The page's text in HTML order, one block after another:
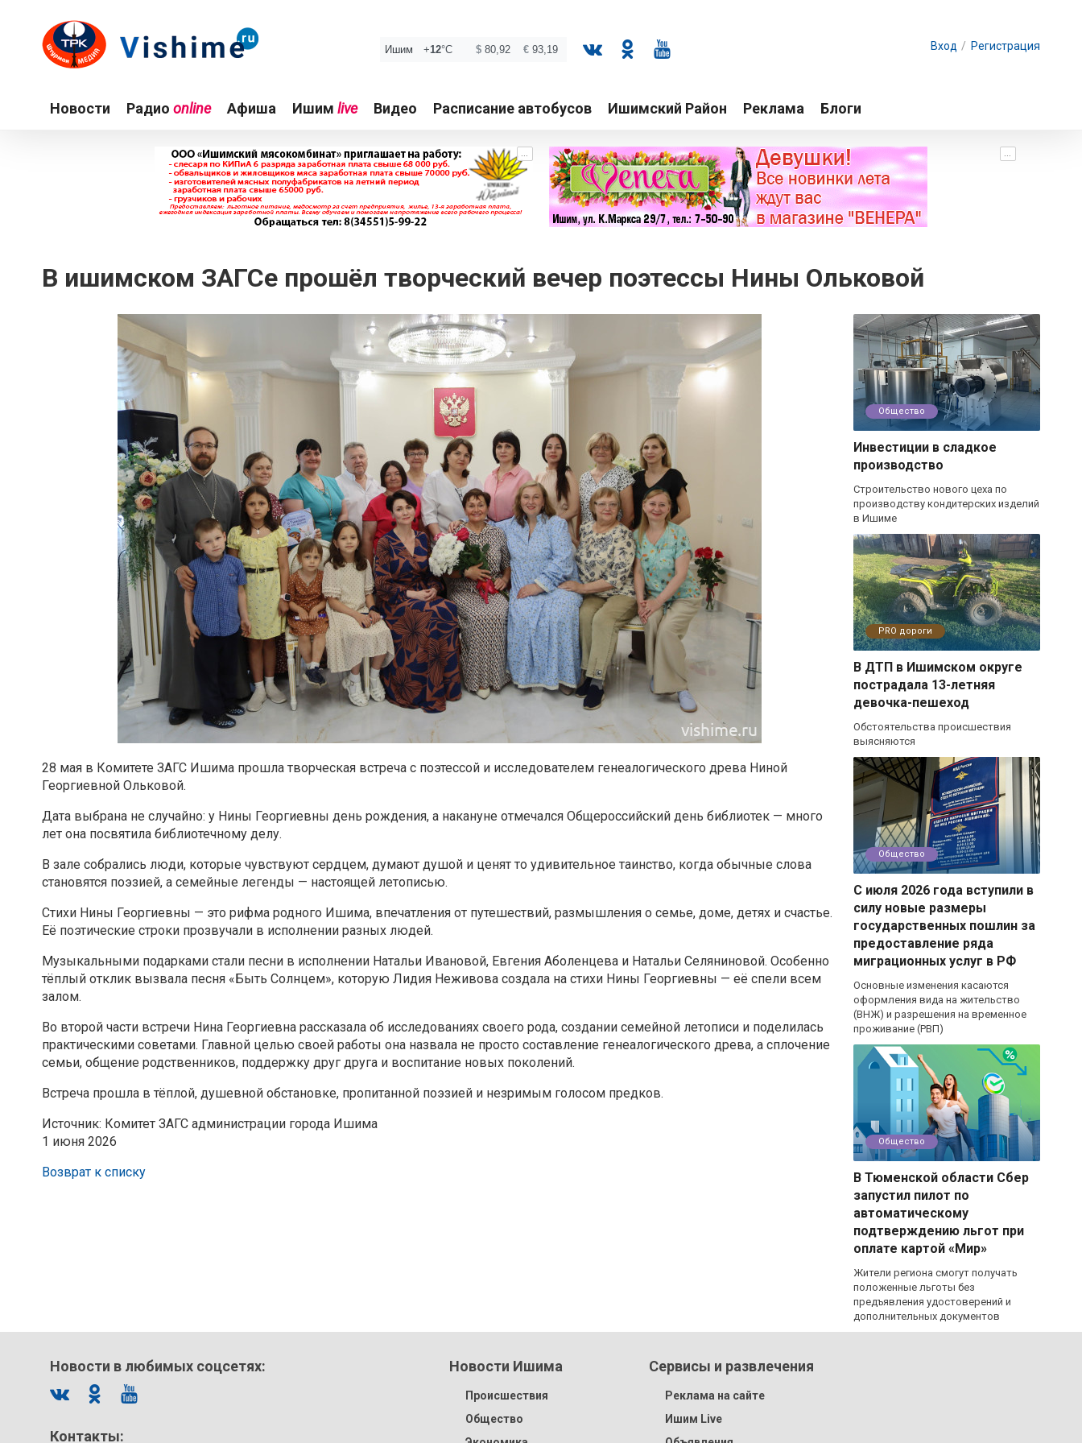
Вход / Регистрация
Новости Радио online Афиша Ишим live Видео Расписание автобусов Ишимский Район Реклама Блоги
... ...
В ишимском ЗАГСе прошёл творческий вечер поэтессы Нины Ольковой
28 мая в Комитете ЗАГС Ишима прошла творческая встреча с поэтессой и исследователем генеалогического древа Ниной
Георгиевной Ольковой.
Дата выбрана не случайно: у Нины Георгиевны день рождения, а накануне отмечался Общероссийский день библиотек — много
лет она посвятила библиотечному делу.
В зале собрались люди, которые чувствуют сердцем, думают душой и ценят то удивительное таинство, когда обычные слова
становятся поэзией, а семейные легенды — настоящей летописью.
Стихи Нины Георгиевны — это рифма родного Ишима, впечатления от путешествий, размышления о семье, доме, детях и счастье.
Её поэтические строки прозвучали в исполнении разных людей.
Музыкальными подарками стали песни в исполнении Натальи Ивановой, Евгения Аболенцева и Натальи Селяниновой. Особенно
тёплый отклик вызвала песня «Быть Солнцем», которую Лидия Неживова создала на стихи Нины Георгиевны — её спели всем
залом.
Во второй части встречи Нина Георгиевна рассказала об исследованиях своего рода, создании семейной летописи и поделилась
практическими советами. Главной целью своей работы она назвала не просто составление генеалогического древа, а сплочение
семьи, общение родственников, поддержку друг друга и воспитание новых поколений.
Встреча прошла в тёплой, душевной обстановке, пропитанной поэзией и незримым голосом предков.
Источник: Комитет ЗАГС администрации города Ишима
1 июня 2026
Возврат к списку
Общество
Инвестиции в сладкое
производство
Строительство нового цеха по
производству кондитерских изделий
в Ишиме
PRO дороги
В ДТП в Ишимском округе
пострадала 13-летняя
девочка-пешеход
Обстоятельства происшествия
выясняются
Общество
С июля 2026 года вступили в
силу новые размеры
государственных пошлин за
предоставление ряда
миграционных услуг в РФ
Основные изменения касаются
оформления вида на жительство
(ВНЖ) и разрешения на временное
проживание (РВП)
Общество
В Тюменской области Сбер
запустил пилот по
автоматическому
подтверждению льгот при
оплате картой «Мир»
Жители региона смогут получать
положенные льготы без
предъявления удостоверений и
дополнительных документов
Новости в любимых соцсетях:
Контакты:
Новости Ишима
Происшествия
Общество
Сервисы и развлечения
Реклама на сайте
Ишим Live